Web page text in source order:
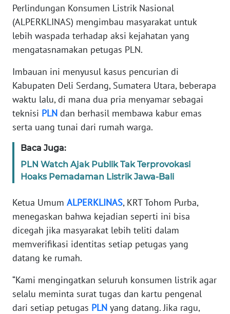
Perlindungan Konsumen Listrik Nasional
(ALPERKLINAS) mengimbau masyarakat untuk
lebih waspada terhadap aksi kejahatan yang
mengatasnamakan petugas PLN.
Imbauan ini menyusul kasus pencurian di
Kabupaten Deli Serdang, Sumatera Utara, beberapa
waktu lalu, di mana dua pria menyamar sebagai
teknisi PLN dan berhasil membawa kabur emas
serta uang tunai dari rumah warga.
Baca Juga:
PLN Watch Ajak Publik Tak Terprovokasi
Hoaks Pemadaman Listrik Jawa-Bali
Ketua Umum ALPERKLINAS, KRT Tohom Purba,
menegaskan bahwa kejadian seperti ini bisa
dicegah jika masyarakat lebih teliti dalam
memverifikasi identitas setiap petugas yang
datang ke rumah.
“Kami mengingatkan seluruh konsumen listrik agar
selalu meminta surat tugas dan kartu pengenal
dari setiap petugas PLN yang datang. Jika ragu,
DISCLAIMER
Wahana
News
Regional
WN
SUMUT
WN
WN
JABAR
WN
BANTEN
WN
NTT
WN
KEPRI